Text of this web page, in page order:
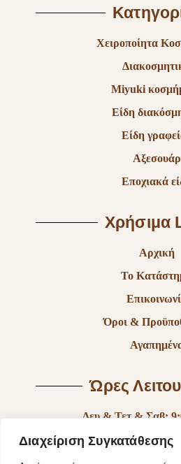
Διαχείριση Συγκατάθεσης
Χειροποίητα
Miyuki
Είδη
Είδη
Αξεσουάρ
Εποχιακά
Χρήσιμα
Αρχική
Το
Όροι &
Ώρες
Δευ & Τετ & Σαβ:
Τρι & Παρ: 9:00 – 14:30